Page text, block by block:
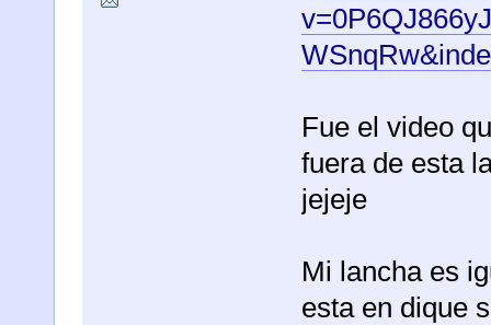
Fue el video
fuera de esta
jejeje
Mi lancha es
esta en dique